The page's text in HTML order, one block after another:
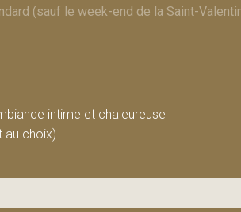
(sauf le week-end de la Saint-
intime et chaleureuse
au choix)